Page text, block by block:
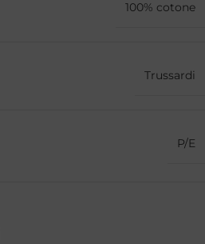
100% cotone
Trussardi
P/E